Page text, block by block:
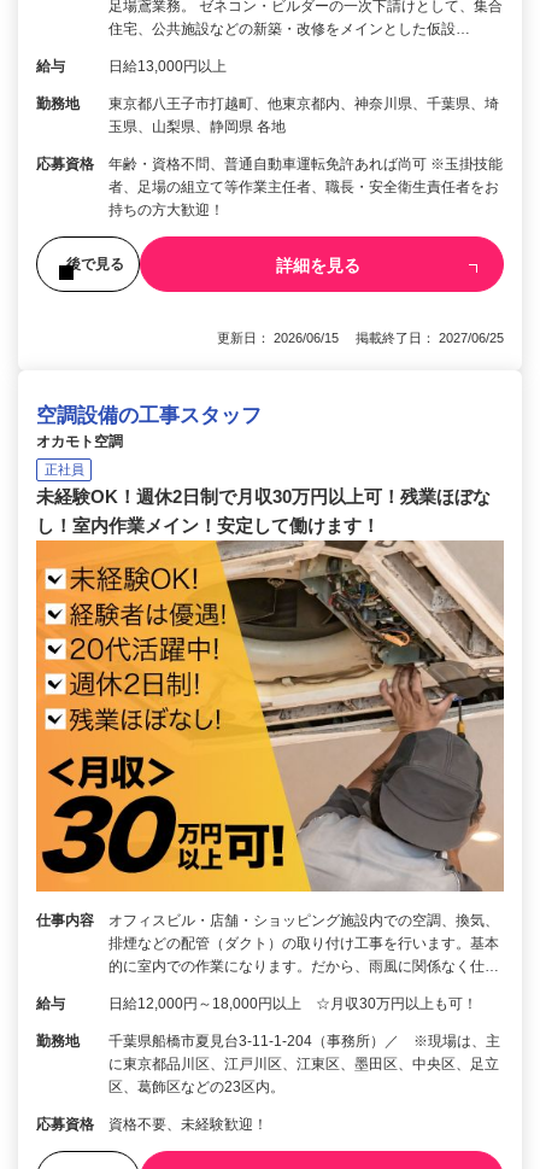
足場鳶業務。 ゼネコン・ビルダーの一次下請けとして、集合
住宅、公共施設などの新築・改修をメインとした仮設…
給与 日給13,000円以上
勤務地
東京都八王子市打越町、他東京都内、神奈川県、千葉県、埼
玉県、山梨県、静岡県 各地
応募資格
年齢・資格不問、普通自動車運転免許あれば尚可 ※玉掛技能
者、足場の組立て等作業主任者、職長・安全衛生責任者をお
持ちの方大歓迎！
後で見る 詳細を見る
更新日： 2026/06/15 掲載終了日： 2027/06/25
空調設備の工事スタッフ
オカモト空調
正社員
未経験OK！週休2日制で月収30万円以上可！残業ほぼな
し！室内作業メイン！安定して働けます！
仕事内容
オフィスビル・店舗・ショッピング施設内での空調、換気、
排煙などの配管（ダクト）の取り付け工事を行います。基本
的に室内での作業になります。だから、雨風に関係なく仕…
給与 日給12,000円～18,000円以上 ☆月収30万円以上も可！
勤務地
千葉県船橋市夏見台3-11-1-204（事務所）／ ※現場は、主
に東京都品川区、江戸川区、江東区、墨田区、中央区、足立
区、葛飾区などの23区内。
応募資格 資格不要、未経験歓迎！